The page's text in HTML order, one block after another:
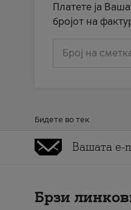
Платете ја
бројот на
Број на
Бидете во тек
Брзи